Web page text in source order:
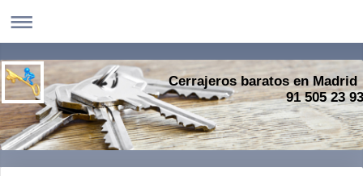
Cerrajeros baratos en Madrid
91 505 23